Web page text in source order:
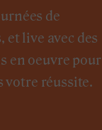
de
et live avec des
en oeuvre pour
votre réussite.